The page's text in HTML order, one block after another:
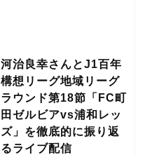
河治良幸さんとJ1百年
構想リーグ地域リーグ
ラウンド第18節「FC町
田ゼルビアvs浦和レッ
ズ」を徹底的に振り返
るライブ配信